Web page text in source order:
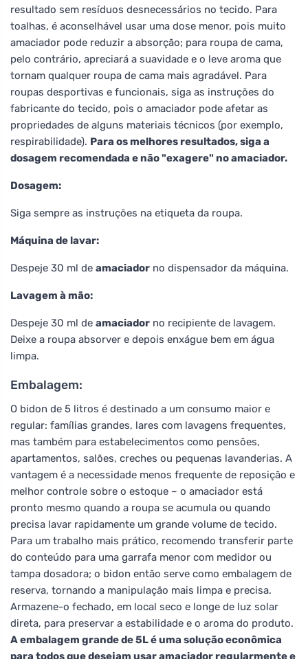
resultado sem resíduos desnecessários no tecido. Para
toalhas, é aconselhável usar uma dose menor, pois muito
amaciador pode reduzir a absorção; para roupa de cama,
pelo contrário, apreciará a suavidade e o leve aroma que
tornam qualquer roupa de cama mais agradável. Para
roupas desportivas e funcionais, siga as instruções do
fabricante do tecido, pois o amaciador pode afetar as
propriedades de alguns materiais técnicos (por exemplo,
respirabilidade). Para os melhores resultados, siga a
dosagem recomendada e não "exagere" no amaciador.
Dosagem:
Siga sempre as instruções na etiqueta da roupa.
Máquina de lavar:
Despeje 30 ml de amaciador no dispensador da máquina.
Lavagem à mão:
Despeje 30 ml de amaciador no recipiente de lavagem.
Deixe a roupa absorver e depois enxágue bem em água
limpa.
Embalagem:
O bidon de 5 litros é destinado a um consumo maior e
regular: famílias grandes, lares com lavagens frequentes,
mas também para estabelecimentos como pensões,
apartamentos, salões, creches ou pequenas lavanderias. A
vantagem é a necessidade menos frequente de reposição e
melhor controle sobre o estoque – o amaciador está
pronto mesmo quando a roupa se acumula ou quando
precisa lavar rapidamente um grande volume de tecido.
Para um trabalho mais prático, recomendo transferir parte
do conteúdo para uma garrafa menor com medidor ou
tampa dosadora; o bidon então serve como embalagem de
reserva, tornando a manipulação mais limpa e precisa.
Armazene-o fechado, em local seco e longe de luz solar
direta, para preservar a estabilidade e o aroma do produto.
A embalagem grande de 5L é uma solução econômica
para todos que desejam usar amaciador regularmente e